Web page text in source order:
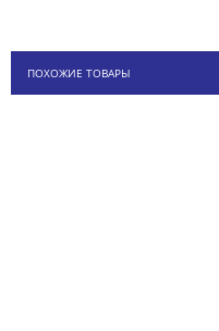
ПОХОЖИЕ ТОВАРЫ